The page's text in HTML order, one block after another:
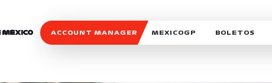
ACCOUNT MANAGER MEXICOGP BOLETOS